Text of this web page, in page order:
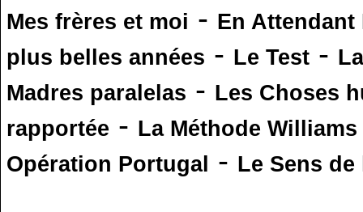
Mes frères et moi - En
plus belles années - Le Test -
Madres paralelas - Les Choses
rapportée - La Méthode Williams
Opération Portugal - Le Sens